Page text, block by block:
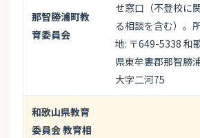
那智勝浦町教
育委員会
せ窓口（不登校に
る相談を含む）。
地: 〒649-5338 和
県東牟婁郡那智勝
大字二河75
和歌山県教育
委員会 教育相